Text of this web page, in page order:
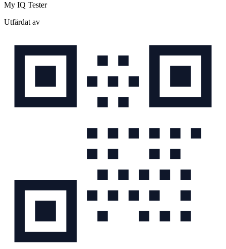
My IQ Tester
Utfärdat av